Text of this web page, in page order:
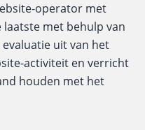
operator met
laatste met behulp van
uit van het
activiteit en verricht
houden met het